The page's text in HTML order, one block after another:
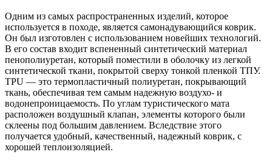
Одним из самых распространенных изделий, которое
используется в походе, является самонадувающийся коврик.
Он был изготовлен с использованием новейших технологий.
В его состав входит вспененный синтетический материал
пенополиуретан, который поместили в оболочку из легкой
синтетической ткани, покрытой сверху тонкой пленкой ТПУ.
TPU — это термопластичный полиуретан, покрывающий
ткань, обеспечивая тем самым надежную воздухо- и
водонепроницаемость. По углам туристического мата
расположен воздушный клапан, элементы которого были
склеены под большим давлением. Вследствие этого
получается удобный, качественный, надежный коврик, с
хорошей теплоизоляцией.